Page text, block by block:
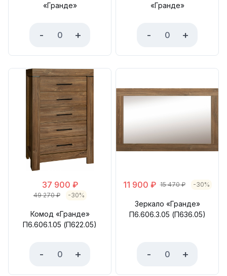
«Гранде»
- +
«Гранде»
- +
37 900 ₽
49 270₽ -30%
Комод «Гранде»
П6.606.1.05 (П622.05)
- +
11 900 ₽ 15 470₽ -30%
Зеркало «Гранде»
П6.606.3.05 (П636.05)
- +